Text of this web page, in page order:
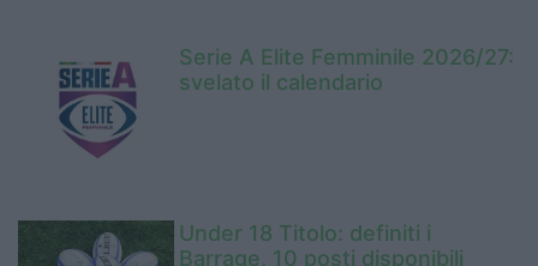
Serie A Elite Femminile 2026/27:
svelato il calendario
Under 18 Titolo: definiti i
Barrage, 10 posti disponibili